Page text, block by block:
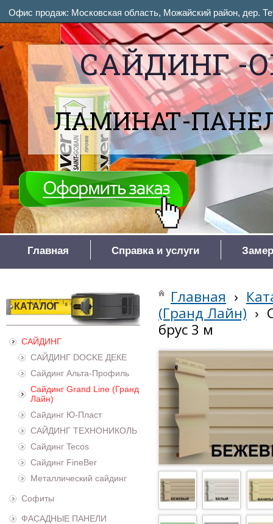
САЙДИНГ -
ЛАМИНАТ-
Офис продаж: Московская область, Можайский район, дер.
Главная Справка и услуги
КАТАЛОГ
САЙДИНГ
САЙДИНГ DOCKE ДЕКЕ
Сайдинг Альта-Профиль
Сайдинг Grand Line (Гранд
Лайн)
Сайдинг Ю-Пласт
САЙДИНГ ТЕХНОНИКОЛЬ
Сайдинг Tecos
Сайдинг FineBer
Металлический сайдинг
Софиты
ФАСАДНЫЕ ПАНЕЛИ
Главная ›
(Гранд Лайн) ›
брус 3 м